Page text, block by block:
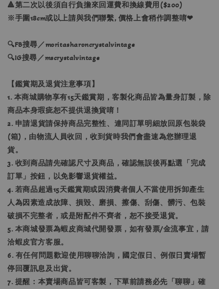
🔺第二次以後須自行負擔來回運費和換線費用($200)
※手圍18cm或以上請與我們聯繫, 價格上會稍作調整唷❤
🔍FB搜尋／moritasharoncrystalvintage
🔍IG搜尋／mscrystalvintage
【鑑賞期及退貨注意事項】
1. 本商城購物享有15天鑑賞期，客製化商品皆為量身訂製，除
商品本身瑕疵恕不提供退換貨唷！
2. 申請退貨請保持商品完整性、連同訂單明細放回原包裝袋
(箱)，由物流人員收回，收到貨時我們會盡速為您辦理退
貨。
3. 收到商品請先確認尺寸及商品，確認無誤後再點選「完成
訂單」按鈕，以免影響退貨權益。
4. 若商品超過15天鑑賞期或因消費者個人不當使用拆卸產生
人為因素造成故障、損毀、磨損、擦傷、刮傷、髒污、包裝
破損不完整者，或是附配件不齊者，恕不接受退貨。
5. 本商城發票為蝦皮商城代開發票，如有發票/金流事宜，請
洽蝦皮官方客服。
6. 有任何問題歡迎使用聊聊洽詢，國定假日、例假日賣場暫
停回覆訊息及出貨。
7. 提醒：本賣場商品皆可客製，下單前請務必先「聊聊」確